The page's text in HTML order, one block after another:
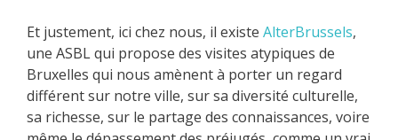
Et justement, ici chez nous, il existe AlterBrussels,
une ASBL qui propose des visites atypiques de
Bruxelles qui nous amènent à porter un regard
différent sur notre ville, sur sa diversité culturelle,
sa richesse, sur le partage des connaissances, voire